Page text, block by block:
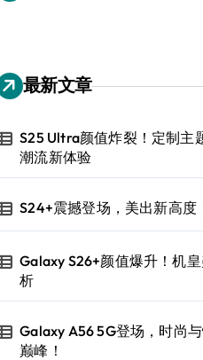
最新文章
S25 Ultra颜值炸裂！定制主
潮流新体验
S24+震撼登场，美出新高度
Galaxy S26+颜值爆升！机
析
Galaxy A56 5G登场，时尚
巅峰！